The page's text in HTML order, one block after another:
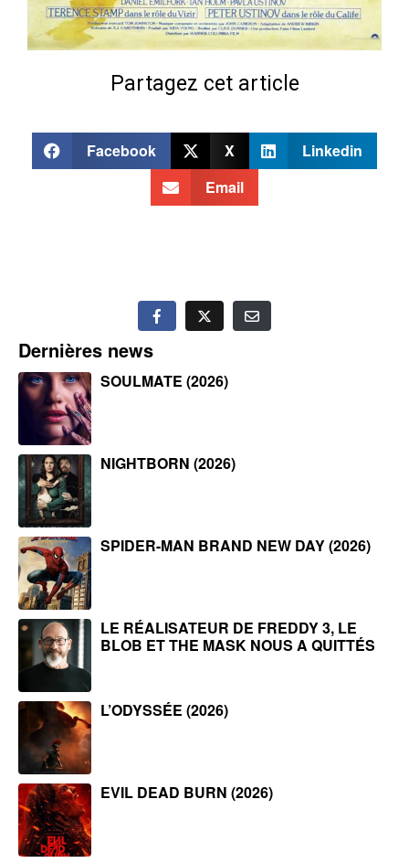
Partagez cet article
Facebook X
Linkedin
Email
Dernières news
SOULMATE (2026)
NIGHTBORN (2026)
SPIDER-MAN BRAND NEW DAY (2026)
LE RÉALISATEUR DE FREDDY 3, LE
BLOB ET THE MASK NOUS A QUITTÉS
L’ODYSSÉE (2026)
EVIL DEAD BURN (2026)